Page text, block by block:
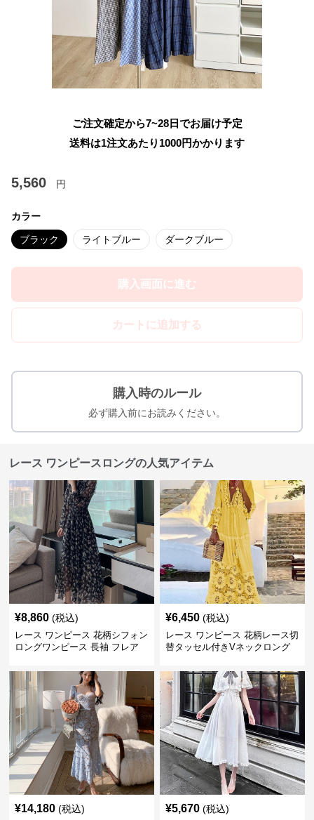
ご注文確定から7~28日でお届け予定
送料は1注文あたり 1000円かかります
5,560 円
カラー
ブラック ライトブルー ダークブルー
購入画面に進む
カートに追加する
購入時のルール
必ず購入前にお読みください。
レース ワンピースロングの人気アイテム
¥8,860 (税込)
レース ワンピース 花柄シフォン
ロングワンピース 長袖 フレア
¥6,450 (税込)
レース ワンピース 花柄レース切
替タッセル付きVネックロング
¥14,180 (税込) ¥5,670 (税込)